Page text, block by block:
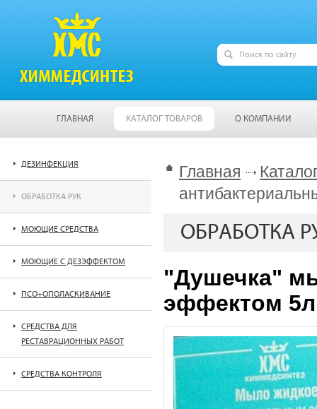
ГЛАВНАЯ КАТАЛОГ ТОВАРОВ О КОМПАНИИ
Главная
ОБРАБОТКА
"Душечка"
эффектом 5л
ДЕЗИНФЕКЦИЯ
ОБРАБОТКА РУК
МОЮЩИЕ СРЕДСТВА
МОЮЩИЕ С ДЕЗЭФФЕКТОМ
ПСО+ОПОЛАСКИВАНИЕ
СРЕДСТВА ДЛЯ
РЕСТАВРАЦИОННЫХ РАБОТ
СРЕДСТВА КОНТРОЛЯ